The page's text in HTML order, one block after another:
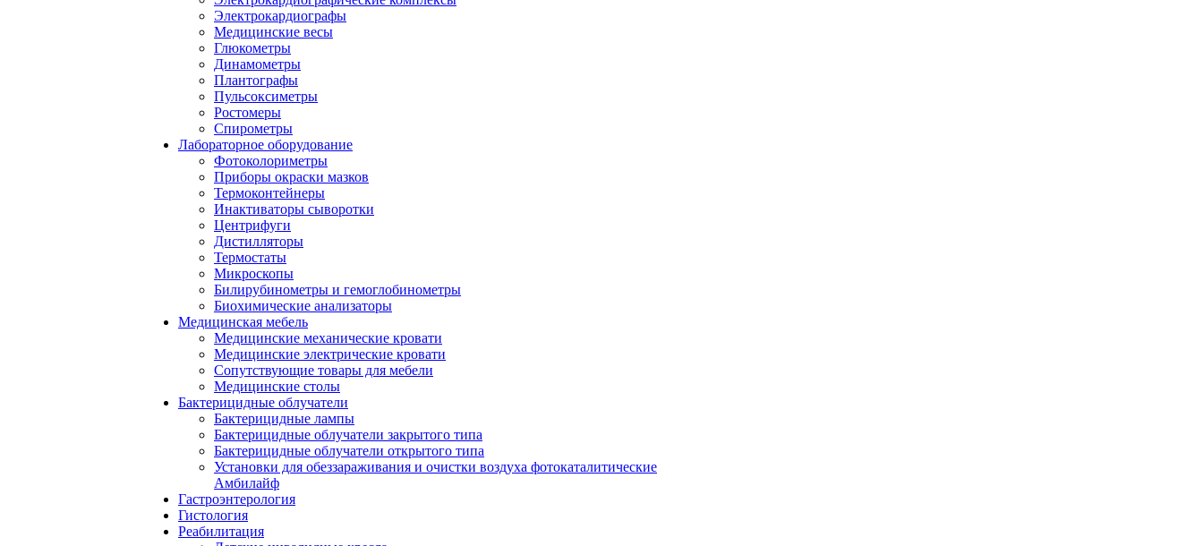
Электрокардиографы
Медицинские весы
Глюкометры
Динамометры
Плантографы
Пульсоксиметры
Ростомеры
Спирометры
Лабораторное оборудование
Фотоколориметры
Приборы окраски мазков
Термоконтейнеры
Инактиваторы сыворотки
Центрифуги
Дистилляторы
Термостаты
Микроскопы
Билирубинометры и гемоглобинометры
Биохимические анализаторы
Медицинская мебель
Медицинские механические кровати
Медицинские электрические кровати
Сопутствующие товары для мебели
Медицинские столы
Бактерицидные облучатели
Бактерицидные лампы
Бактерицидные облучатели закрытого типа
Бактерицидные облучатели открытого типа
Установки для обеззараживания и очистки воздуха фотокаталитические
Амбилайф
Гастроэнтерология
Гистология
Реабилитация